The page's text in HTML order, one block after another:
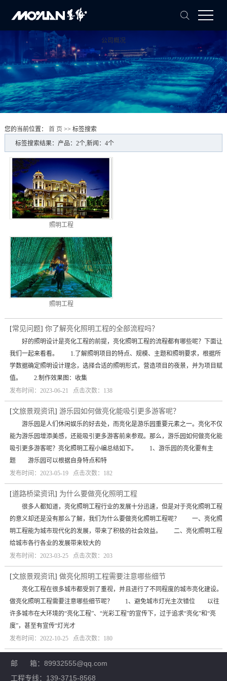
公司概况
您的当前位置： 首 页>> 标签搜索
标签搜索结果：产品：2个,新闻：4个
照明工程
照明工程
[常见问题] 你了解亮化照明工程的全部流程吗？
好的照明设计是亮化工程的前提，亮化照明工程的流程都有哪些呢？下面让
我们一起来看看。 1.了解照明项目的特点、规模、主题和照明要求，根据所
学数据确定照明设计理念，选择合适的照明形式，营造项目的夜景，并为项目赋
值。 2.制作效果图：收集
发布时间：2023-06-21 点击次数：138
[文旅景观资讯] 游乐园如何做亮化能吸引更多游客呢？
游乐园是人们休闲娱乐的好去处，而亮化是游乐园重要元素之一。亮化不仅
能为游乐园增添美感，还能吸引更多游客前来参观。那么，游乐园如何做亮化能
吸引更多游客呢？亮化照明工程小编总结如下。 1、游乐园的亮化要有主
题 游乐园可以根据自身特点和特
发布时间：2023-05-19 点击次数：182
[道路桥梁资讯] 为什么要做亮化照明工程
很多人都知道，亮化照明工程行业的发展十分迅速，但是对于亮化照明工程
的意义却还是没有那么了解，我们为什么要做亮化照明工程呢？ 一、亮化照
明工程能为城市现代化的发展，带来了积极的社会效益。 二、亮化照明工程
给城市各行各业的发展带来较大的
发布时间：2023-03-25 点击次数：203
[文旅景观资讯] 做亮化照明工程需要注意哪些细节
亮化工程在很多城市都受到了重视，并且进行了不同程度的城市亮化建设。
做亮化照明工程需要注意哪些细节呢？ 1、避免城市灯光主次错位 以往
许多城市在大环境的“亮化工程”、“光彩工程”的宣传下，过于追求“亮化”和“亮
度”，甚至有宣传“灯光才
发布时间：2022-10-25 点击次数：180
邮 箱：89932555@qq.com
工程专线：139-3715-8568